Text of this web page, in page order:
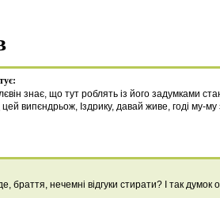
знає, що тут роблять із його задумками
випєндрьож, Іздрику, давай живе, годі му-му
браття, нечемні відгуки стирати? І так